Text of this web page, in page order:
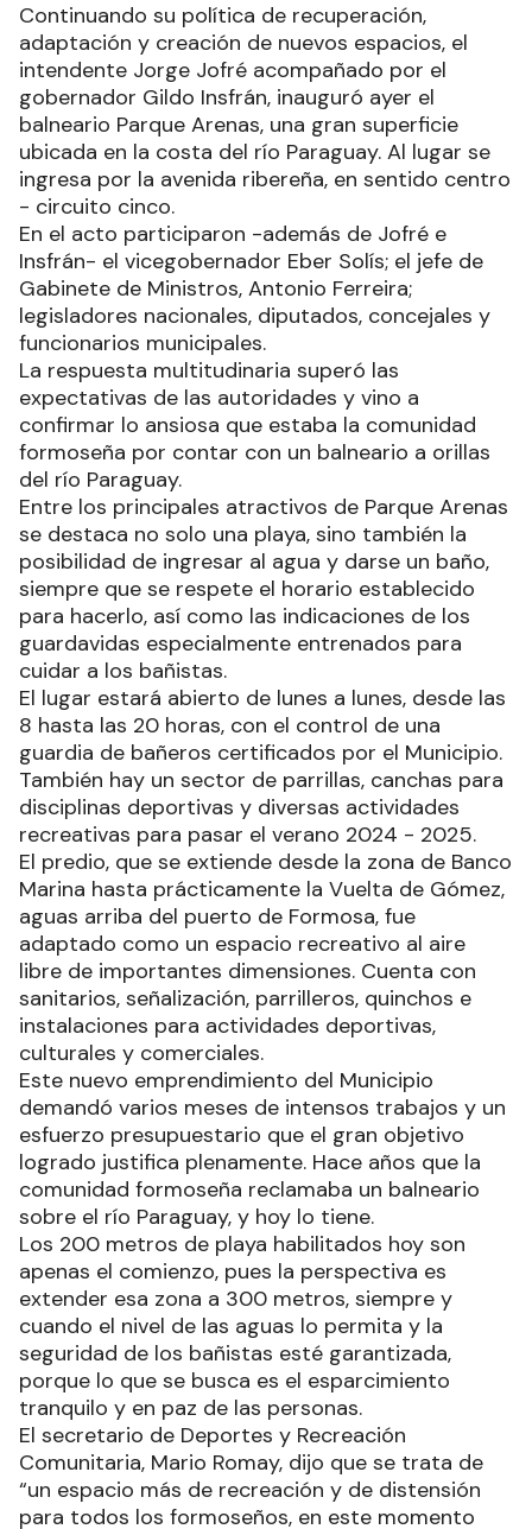
Continuando su política de recuperación,
adaptación y creación de nuevos espacios, el
intendente Jorge Jofré acompañado por el
gobernador Gildo Insfrán, inauguró ayer el
balneario Parque Arenas, una gran superficie
ubicada en la costa del río Paraguay. Al lugar se
ingresa por la avenida ribereña, en sentido centro
- circuito cinco.
En el acto participaron -además de Jofré e
Insfrán- el vicegobernador Eber Solís; el jefe de
Gabinete de Ministros, Antonio Ferreira;
legisladores nacionales, diputados, concejales y
funcionarios municipales.
La respuesta multitudinaria superó las
expectativas de las autoridades y vino a
confirmar lo ansiosa que estaba la comunidad
formoseña por contar con un balneario a orillas
del río Paraguay.
Entre los principales atractivos de Parque Arenas
se destaca no solo una playa, sino también la
posibilidad de ingresar al agua y darse un baño,
siempre que se respete el horario establecido
para hacerlo, así como las indicaciones de los
guardavidas especialmente entrenados para
cuidar a los bañistas.
El lugar estará abierto de lunes a lunes, desde las
8 hasta las 20 horas, con el control de una
guardia de bañeros certificados por el Municipio.
También hay un sector de parrillas, canchas para
disciplinas deportivas y diversas actividades
recreativas para pasar el verano 2024 - 2025.
El predio, que se extiende desde la zona de Banco
Marina hasta prácticamente la Vuelta de Gómez,
aguas arriba del puerto de Formosa, fue
adaptado como un espacio recreativo al aire
libre de importantes dimensiones. Cuenta con
sanitarios, señalización, parrilleros, quinchos e
instalaciones para actividades deportivas,
culturales y comerciales.
Este nuevo emprendimiento del Municipio
demandó varios meses de intensos trabajos y un
esfuerzo presupuestario que el gran objetivo
logrado justifica plenamente. Hace años que la
comunidad formoseña reclamaba un balneario
sobre el río Paraguay, y hoy lo tiene.
Los 200 metros de playa habilitados hoy son
apenas el comienzo, pues la perspectiva es
extender esa zona a 300 metros, siempre y
cuando el nivel de las aguas lo permita y la
seguridad de los bañistas esté garantizada,
porque lo que se busca es el esparcimiento
tranquilo y en paz de las personas.
El secretario de Deportes y Recreación
Comunitaria, Mario Romay, dijo que se trata de
“un espacio más de recreación y de distensión
para todos los formoseños, en este momento